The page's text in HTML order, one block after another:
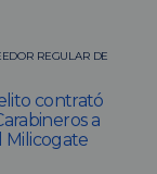
REGULAR DE
contrató
a
Milicogate